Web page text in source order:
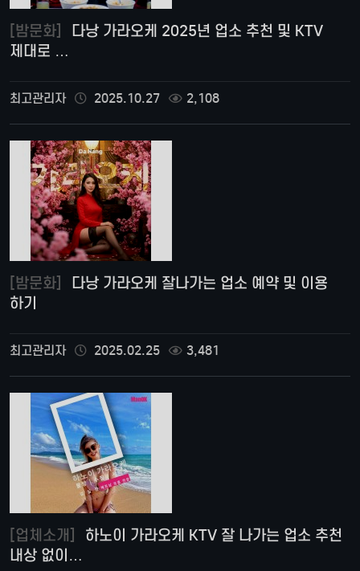
[밤문화]
제대로 …
최고관리자 2025.10.27 2,108
[밤문화]
하기
최고관리자 2025.02.25 3,481
[업체소개]
내상 없이…